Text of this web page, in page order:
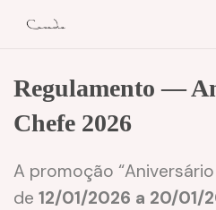
Regulamento —
Chefe 2026
A promoção
de 12/01/2026 a 20/01/